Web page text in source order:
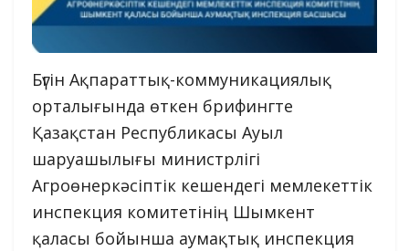
Бүгін Ақпараттық-коммуникациялық
орталығында өткен брифингте
Қазақстан Республикасы Ауыл
шаруашылығы министрлігі
Агроөнеркәсіптік кешендегі мемлекеттік
инспекция комитетінің Шымкент
қаласы бойынша аумақтық инспекция